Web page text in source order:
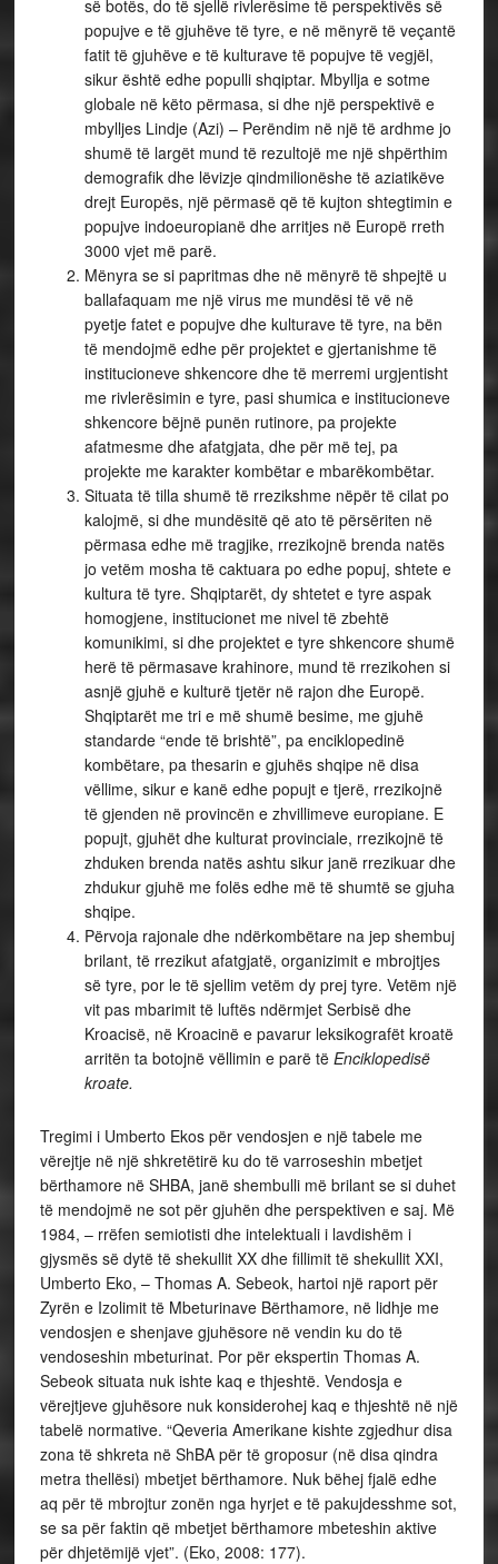
së botës, do të sjellë rivlerësime të perspektivës së
popujve e të gjuhëve të tyre, e në mënyrë të veçantë
fatit të gjuhëve e të kulturave të popujve të vegjël,
sikur është edhe populli shqiptar. Mbyllja e sotme
globale në këto përmasa, si dhe një perspektivë e
mbylljes Lindje (Azi) – Perëndim në një të ardhme jo
shumë të largët mund të rezultojë me një shpërthim
demografik dhe lëvizje qindmilionëshe të aziatikëve
drejt Europës, një përmasë që të kujton shtegtimin e
popujve indoeuropianë dhe arritjes në Europë rreth
3000 vjet më parë.
Mënyra se si papritmas dhe në mënyrë të shpejtë u
ballafaquam me një virus me mundësi të vë në
pyetje fatet e popujve dhe kulturave të tyre, na bën
të mendojmë edhe për projektet e gjertanishme të
institucioneve shkencore dhe të merremi urgjentisht
me rivlerësimin e tyre, pasi shumica e institucioneve
shkencore bëjnë punën rutinore, pa projekte
afatmesme dhe afatgjata, dhe për më tej, pa
projekte me karakter kombëtar e mbarëkombëtar.
Situata të tilla shumë të rrezikshme nëpër të cilat po
kalojmë, si dhe mundësitë që ato të përsëriten në
përmasa edhe më tragjike, rrezikojnë brenda natës
jo vetëm mosha të caktuara po edhe popuj, shtete e
kultura të tyre. Shqiptarët, dy shtetet e tyre aspak
homogjene, institucionet me nivel të zbehtë
komunikimi, si dhe projektet e tyre shkencore shumë
herë të përmasave krahinore, mund të rrezikohen si
asnjë gjuhë e kulturë tjetër në rajon dhe Europë.
Shqiptarët me tri e më shumë besime, me gjuhë
standarde “ende të brishtë”, pa enciklopedinë
kombëtare, pa thesarin e gjuhës shqipe në disa
vëllime, sikur e kanë edhe popujt e tjerë, rrezikojnë
të gjenden në provincën e zhvillimeve europiane. E
popujt, gjuhët dhe kulturat provinciale, rrezikojnë të
zhduken brenda natës ashtu sikur janë rrezikuar dhe
zhdukur gjuhë me folës edhe më të shumtë se gjuha
shqipe.
Përvoja rajonale dhe ndërkombëtare na jep shembuj
brilant, të rrezikut afatgjatë, organizimit e mbrojtjes
së tyre, por le të sjellim vetëm dy prej tyre. Vetëm një
vit pas mbarimit të luftës ndërmjet Serbisë dhe
Kroacisë, në Kroacinë e pavarur leksikografët kroatë
arritën ta botojnë vëllimin e parë të Enciklopedisë
kroate.
Tregimi i Umberto Ekos për vendosjen e një tabele me
vërejtje në një shkretëtirë ku do të varroseshin mbetjet
bërthamore në SHBA, janë shembulli më brilant se si duhet
të mendojmë ne sot për gjuhën dhe perspektiven e saj. Më
1984, – rrëfen semiotisti dhe intelektuali i lavdishëm i
gjysmës së dytë të shekullit XX dhe fillimit të shekullit XXI,
Umberto Eko, – Thomas A. Sebeok, hartoi një raport për
Zyrën e Izolimit të Mbeturinave Bërthamore, në lidhje me
vendosjen e shenjave gjuhësore në vendin ku do të
vendoseshin mbeturinat. Por për ekspertin Thomas A.
Sebeok situata nuk ishte kaq e thjeshtë. Vendosja e
vërejtjeve gjuhësore nuk konsiderohej kaq e thjeshtë në një
tabelë normative. “Qeveria Amerikane kishte zgjedhur disa
zona të shkreta në ShBA për të groposur (në disa qindra
metra thellësi) mbetjet bërthamore. Nuk bëhej fjalë edhe
aq për të mbrojtur zonën nga hyrjet e të pakujdesshme sot,
se sa për faktin që mbetjet bërthamore mbeteshin aktive
për dhjetëmijë vjet”. (Eko, 2008: 177).